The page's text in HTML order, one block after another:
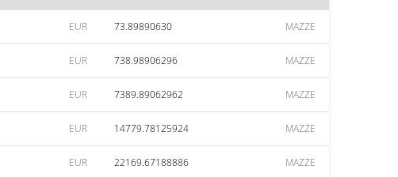
EUR 73.89890630 MAZZE
EUR 738.98906296 MAZZE
EUR 7389.89062962 MAZZE
EUR 14779.78125924 MAZZE
EUR 22169.67188886 MAZZE